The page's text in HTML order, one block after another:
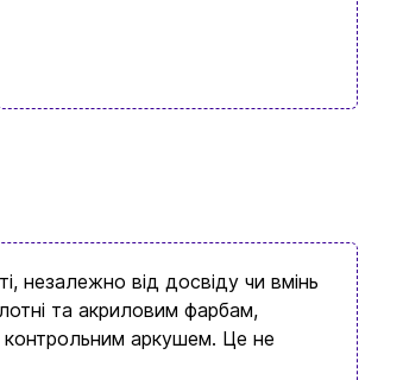
незалежно від досвіду чи вмінь
та акриловим фарбам,
аркушем. Це не